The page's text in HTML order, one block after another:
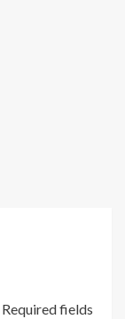
Required fields